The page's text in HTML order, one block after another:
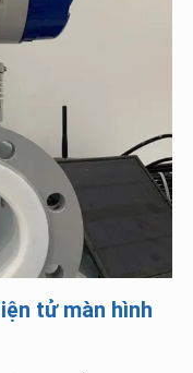
tử màn hình